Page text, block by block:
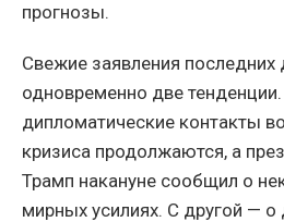
прогнозы.
Свежие заявления
одновременно две
дипломатические контакты
кризиса продолжаются, а
Трамп накануне сообщил о
мирных усилиях. С другой — о